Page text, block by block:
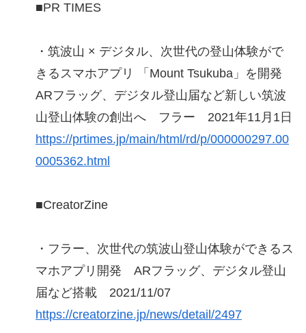
■PR TIMES
・筑波山 × デジタル、次世代の登山体験がで
きるスマホアプリ 「Mount Tsukuba」を開発
ARフラッグ、デジタル登山届など新しい筑波
山登山体験の創出へ フラー 2021年11月1日
https://prtimes.jp/main/html/rd/p/000000297.00
0005362.html
■CreatorZine
・フラー、次世代の筑波山登山体験ができるス
マホアプリ開発 ARフラッグ、デジタル登山
届など搭載 2021/11/07
https://creatorzine.jp/news/detail/2497